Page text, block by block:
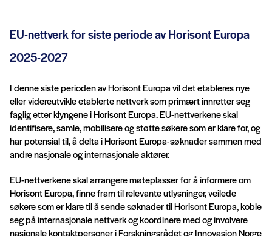
EU-nettverk for siste periode av Horisont Europa
2025-2027
I denne siste perioden av Horisont Europa vil det etableres nye
eller videreutvikle etablerte nettverk som primært innretter seg
faglig etter klyngene i Horisont Europa. EU-nettverkene skal
identifisere, samle, mobilisere og støtte søkere som er klare for, og
har potensial til, å delta i Horisont Europa-søknader sammen med
andre nasjonale og internasjonale aktører.
EU-nettverkene skal arrangere møteplasser for å informere om
Horisont Europa, finne fram til relevante utlysninger, veilede
søkere som er klare til å sende søknader til Horisont Europa, koble
seg på internasjonale nettverk og koordinere med og involvere
nasjonale kontaktpersoner iForskningsrådetogInnovasjon Norge